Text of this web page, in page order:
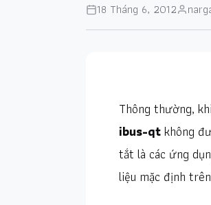
18 Tháng 6, 2012
Thông thường,
ibus-qtkhông
tắt là các ứng
liệu mặc định